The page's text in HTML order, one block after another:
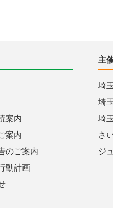
案内
案内
のご案内
動計画
主
埼
埼
埼
さ
ジ